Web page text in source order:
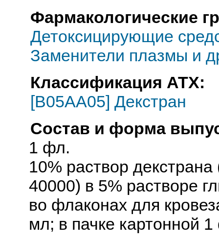
Фармакологические
Детоксицирующие
Заменители плазмы и
Классификация АТХ:
[B05AA05] Декстран
Состав и форма
1 фл.
10% раствор
40000) в 5% растворе
во флаконах для
мл; в пачке картонной